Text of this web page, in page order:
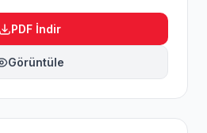
PDF İndir
Görüntüle